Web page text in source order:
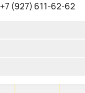
+7 (927) 611-62-62